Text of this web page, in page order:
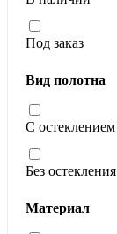
Под заказ
Вид полотна
С остеклением
Без остекления
Материал